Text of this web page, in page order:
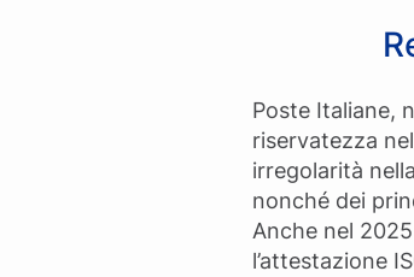
Poste Italiane,
riservatezza
irregolarità
nonché dei
Anche nel
l’attestazione